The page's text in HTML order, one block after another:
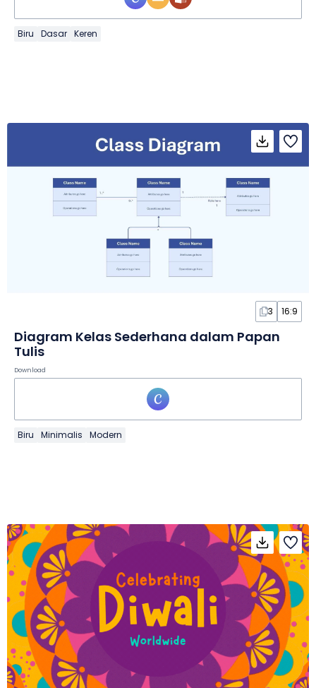
Biru Dasar Keren
3 16:9
Diagram Kelas Sederhana dalam Papan
Tulis
Download
Biru Minimalis Modern